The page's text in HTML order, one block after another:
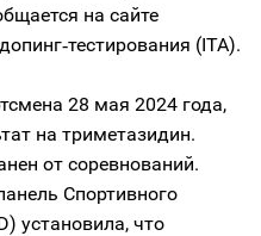
на сайте
(ITA).
28 мая 2024 года,
на триметазидин.
от соревнований.
Спортивного
установила, что